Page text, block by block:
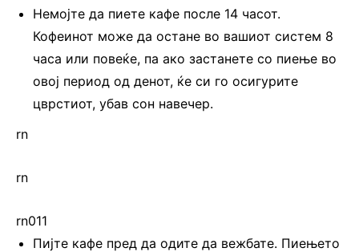
Немојте да пиете кафе после 14 часот.
Кофеинот може да остане во вашиот систем 8
часа или повеќе, па ако застанете со пиење во
овој период од денот, ќе си го осигурите
цврстиот, убав сон навечер.
rn
rn
rn011
Пијте кафе пред да одите да вежбате. Пиењето